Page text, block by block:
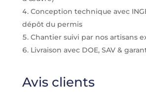
Conception technique avec
dépôt du permis
Chantier suivi par nos artisans
Livraison avec DOE, SAV &
Avis clients